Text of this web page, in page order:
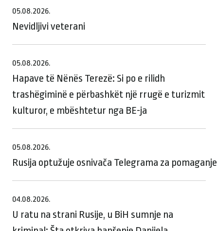
05.08.2026.
Nevidljivi veterani
05.08.2026.
Hapave të Nënës Terezë: Si po e rilidh
trashëgiminë e përbashkët një rrugë e turizmit
kulturor, e mbështetur nga BE-ja
05.08.2026.
Rusija optužuje osnivača Telegrama za
04.08.2026.
U ratu na strani Rusije, u BiH sumnje na